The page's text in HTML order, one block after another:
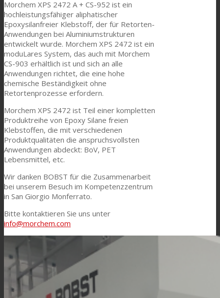
Forschung und Entwicklung
Consumer Care
Leistung
Nachhaltigkeit
Kundenservice
Zertifikate
Karriere
News
Morchem XPS 2472 A + CS-952 ist ein
hochleistungsfähiger aliphatischer
Epoxysilanfreier Klebstoff, der für Retorten-
Anwendungen bei Aluminiumstrukturen
entwickelt wurde. Morchem XPS 2472 ist ein
moduLares System, das auch mit Morchem
CS-903 erhältlich ist und sich an alle
Anwendungen richtet, die eine hohe
chemische Beständigkeit ohne
Retortenprozesse erfordern.
Morchem XPS 2472 ist Teil einer kompletten
Produktreihe von Epoxy Silane freien
Klebstoffen, die mit verschiedenen
Produktqualitäten die anspruchsvollsten
Anwendungen abdeckt: BoV, PET
Lebensmittel, etc.
Wir danken BOBST für die Zusammenarbeit
bei unserem Besuch im Kompetenzzentrum
in San Giorgio Monferrato.
Bitte kontaktieren Sie uns unter
info@morchem.com